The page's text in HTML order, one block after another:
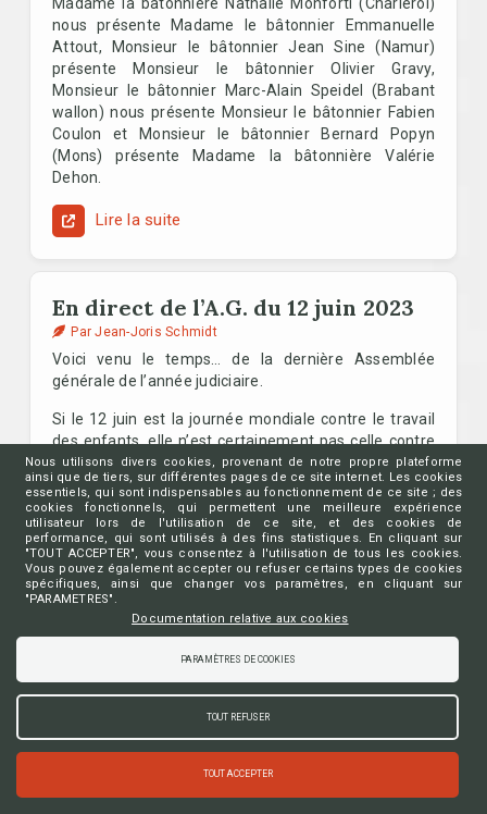
Madame la bâtonnière Nathalie Monforti (Charleroi)
nous présente Madame le bâtonnier Emmanuelle
Attout, Monsieur le bâtonnier Jean Sine (Namur)
présente Monsieur le bâtonnier Olivier Gravy,
Monsieur le bâtonnier Marc-Alain Speidel (Brabant
wallon) nous présente Monsieur le bâtonnier Fabien
Coulon et Monsieur le bâtonnier Bernard Popyn
(Mons) présente Madame la bâtonnière Valérie
Dehon.
Lire la suite
En direct de l’A.G. du 12 juin 2023
Par Jean-Joris Schmidt
Voici venu le temps… de la dernière Assemblée
générale de l’année judiciaire.
Si le 12 juin est la journée mondiale contre le travail
des enfants, elle n’est certainement pas celle contre
le travail des bâtonniers et des administrateurs de
l’O.B.F.G.
Cette journée caniculaire s’annonce longue et tous
sont prêts à travailler.
Monsieur le Président Pierre Sculier fait tout d’abord
état de la demande de Monsieur le bâtonnier Alex
Tallon d’être intégré à la délégation belge du CCBE
cet organe par la suite, et ce sous certaines
L’entame de cette assemblée générale se fait
ensuite par l’habituelle approbation du P.V. de l’A.G. du
22 mai 2023.
Lire la suite
Nous utilisons divers cookies, provenant de notre propre plateforme
ainsi que de tiers, sur différentes pages de ce site internet. Les cookies
essentiels, qui sont indispensables au fonctionnement de ce site ; des
cookies fonctionnels, qui permettent une meilleure expérience
utilisateur lors de l'utilisation de ce site, et des cookies de
performance, qui sont utilisés à des fins statistiques. En cliquant sur
"TOUT ACCEPTER", vous consentez à l'utilisation de tous les cookies.
Vous pouvez également accepter ou refuser certains types de cookies
spécifiques, ainsi que changer vos paramètres, en cliquant sur
"PARAMETRES".
Documentation relative aux cookies
PARAMÈTRES DE COOKIES
TOUT REFUSER
TOUT ACCEPTER